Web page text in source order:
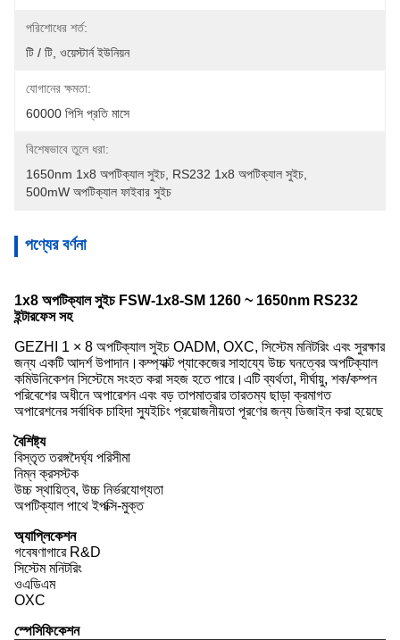
পরিশোধের শর্ত:
টি / টি, ওয়েস্টার্ন ইউনিয়ন
যোগানের ক্ষমতা:
60000 পিসি প্রতি মাসে
বিশেষভাবে তুলে ধরা:
1650nm 1x8 অপটিক্যাল সুইচ RS232 1x8 অপটিক্যাল সুইচ
500mW অপটিক্যাল ফাইবার সুইচ
পণ্যের বর্ণনা
1x8 অপটিক্যাল সুইচ FSW-1x8-SM 1260 ~ 1650nm RS232
ইন্টারফেস সহ
GEZHI 1 × 8 অপটিক্যাল সুইচ OADM, OXC, সিস্টেম মনিটরিং এবং সুরক্ষার
জন্য একটি আদর্শ উপাদান।কম্প্যাক্ট প্যাকেজের সাহায্যে উচ্চ ঘনত্বের অপটিক্যাল
কমিউনিকেশন সিস্টেমে সংহত করা সহজ হতে পারে।এটি ব্যর্থতা, দীর্ঘায়ু, শক/কম্পন
পরিবেশের অধীনে অপারেশন এবং বড় তাপমাত্রার তারতম্য ছাড়া ক্রমাগত
অপারেশনের সর্বাধিক চাহিদা স্যুইচিং প্রয়োজনীয়তা পূরণের জন্য ডিজাইন করা হয়েছে
বৈশিষ্ট্য
বিস্তৃত তরঙ্গদৈর্ঘ্য পরিসীমা
নিম্ন ক্রসস্টক
উচ্চ স্থায়িত্ব, উচ্চ নির্ভরযোগ্যতা
অপটিক্যাল পাথে ইপক্সি-মুক্ত
অ্যাপ্লিকেশন
গবেষণাগারে R&D
সিস্টেম মনিটরিং
ওএডিএম
OXC
স্পেসিফিকেশন